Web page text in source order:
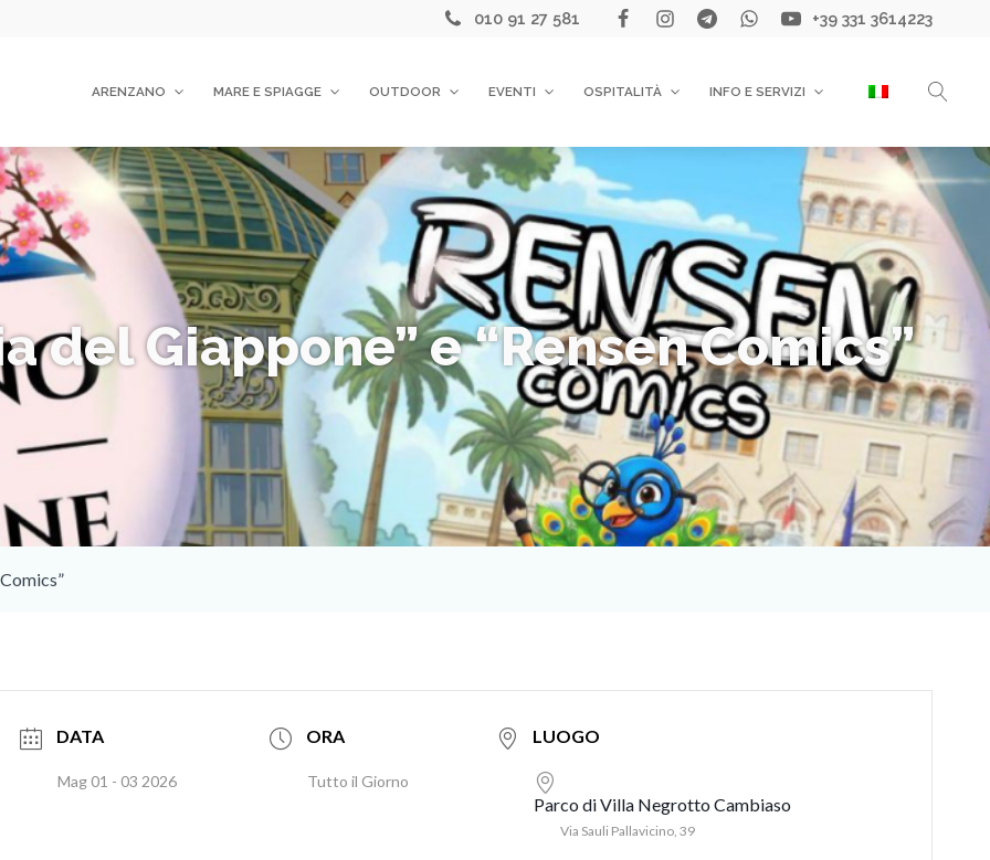
010 91 27 581 +39 331 3614223
ARENZANO MARE E SPIAGGE OUTDOOR EVENTI OSPITALITÀ INFO E SERVIZI
del Giappone” e “Rensen Comics”
DATA
Mag 01 - 03 2026
ORA
Tutto il Giorno
LUOGO
Parco di Villa Negrotto Cambiaso
Via Sauli Pallavicino, 39